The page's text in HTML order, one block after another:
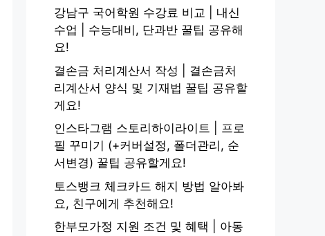
강남구 국어학원 수강료 비교 | 내신
수업 | 수능대비, 단과반 꿀팁 공유해
요!
결손금 처리계산서 작성 | 결손금처
리계산서 양식 및 기재법 꿀팁 공유할
게요!
인스타그램 스토리하이라이트 | 프로
필 꾸미기 (+커버설정, 폴더관리, 순
서변경) 꿀팁 공유할게요!
토스뱅크 체크카드 해지 방법 알아봐
요, 친구에게 추천해요!
한부모가정 지원 조건 및 혜택 | 아동